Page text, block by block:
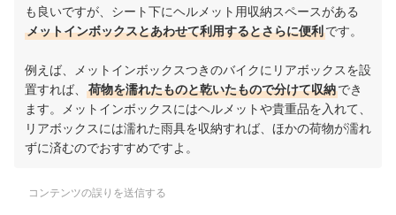
も良いですが、シート下にヘルメット用収納スペースがある
メットインボックスとあわせて利用するとさらに便利です。
例えば、メットインボックスつきのバイクにリアボックスを設
置すれば、
荷物を濡れたものと乾いたもので分けて収納でき
ます。メットインボックスにはヘルメットや貴重品を入れて、
リアボックスには濡れた雨具を収納すれば、ほかの荷物が濡れ
ずに済むのでおすすめですよ。
コンテンツの誤りを送信する